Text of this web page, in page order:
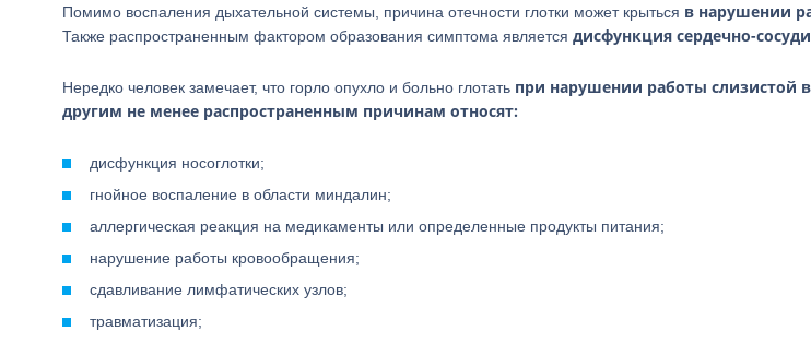
Помимо воспаления дыхательной системы, причина отечности глотки может крыться в нарушении
Также распространенным фактором образования симптома является дисфункция сердечно-
Нередко человек замечает, что горло опухло и больно глотать при нарушении работы слизистой
другим не менее распространенным причинам относят:
дисфункция носоглотки;
гнойное воспаление в области миндалин;
аллергическая реакция на медикаменты или определенные продукты питания;
нарушение работы кровообращения;
сдавливание лимфатических узлов;
травматизация;